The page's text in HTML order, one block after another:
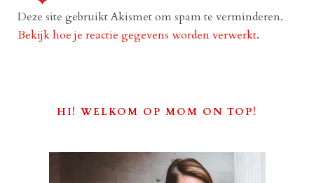
Deze site gebruikt Akismet om spam te verminderen.
Bekijk hoe je reactie gegevens worden verwerkt.
HI! WELKOM OP MOM ON TOP!